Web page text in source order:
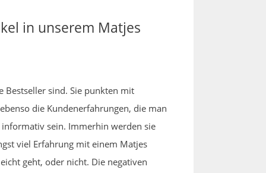
in unserem Matjes
Bestseller sind. Sie punkten mit
die Kundenerfahrungen, die man
sein. Immerhin werden sie
viel Erfahrung mit einem Matjes
geht, oder nicht. Die negativen